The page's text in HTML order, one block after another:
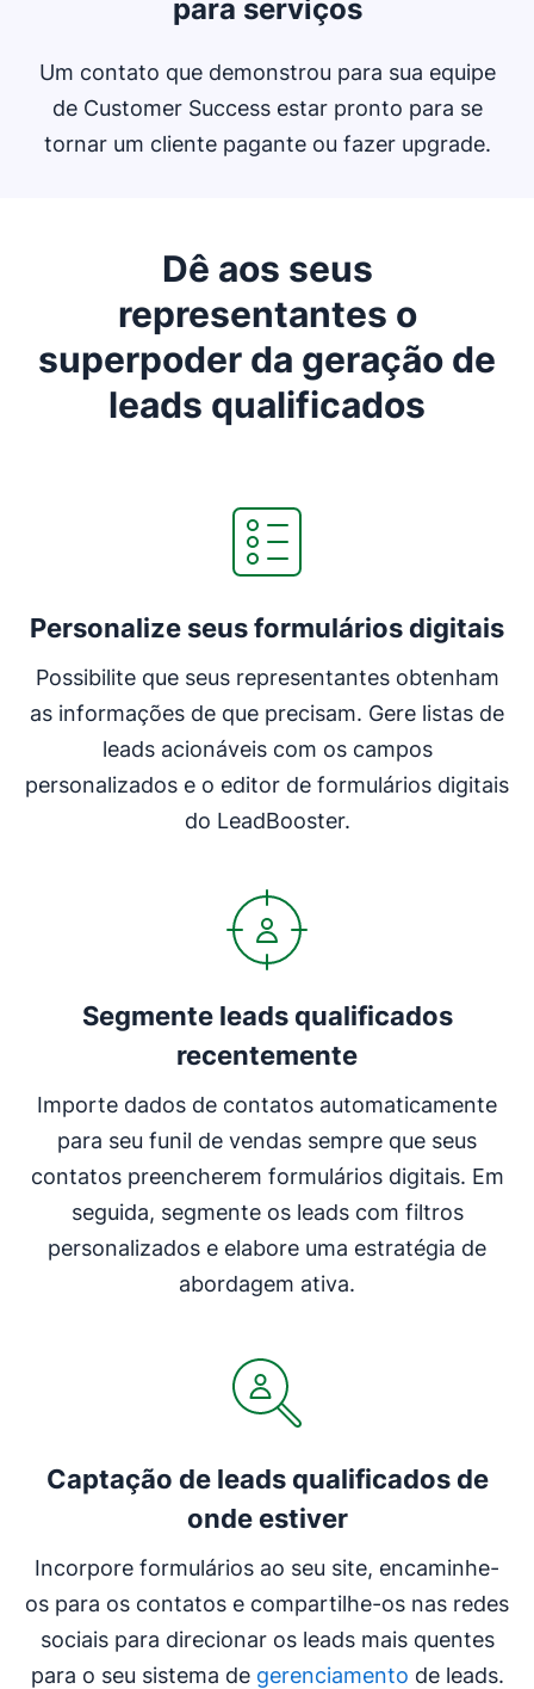
para serviços
Um contato que demonstrou para sua equipe
de Customer Success estar pronto para se
tornar um cliente pagante ou fazer upgrade.
Dê aos seus
representantes o
superpoder da geração de
leads qualificados
Personalize seus formulários digitais
Possibilite que seus representantes obtenham
as informações de que precisam. Gere listas de
leads acionáveis com os campos
personalizados e o editor de formulários digitais
do LeadBooster.
Segmente leads qualificados
recentemente
Importe dados de contatos automaticamente
para seu funil de vendas sempre que seus
contatos preencherem formulários digitais. Em
seguida, segmente os leads com filtros
personalizados e elabore uma estratégia de
abordagem ativa.
Captação de leads qualificados de
onde estiver
Incorpore formulários ao seu site, encaminhe-
os para os contatos e compartilhe-os nas redes
sociais para direcionar os leads mais quentes
para o seu sistema de gerenciamento de leads.